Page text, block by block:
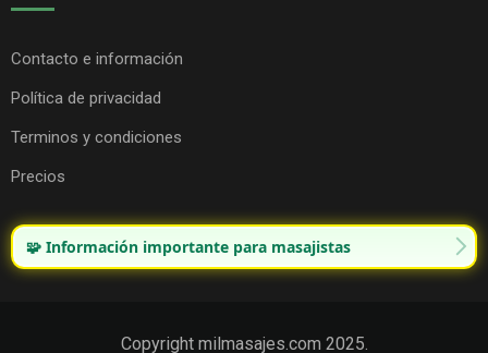
Contacto e información
Política de privacidad
Terminos y condiciones
Precios
🧩 Información importante para masajistas
Copyright milmasajes.com 2025.